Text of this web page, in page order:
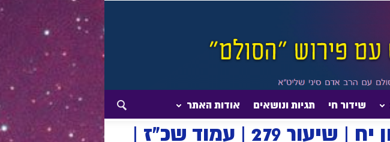
שידור חי תגיות ונושאים אודות האתר
תיקוני הזוהר – מעלות הסולם | תיקון יח | שיעור 279 | עמוד שכ"ז |